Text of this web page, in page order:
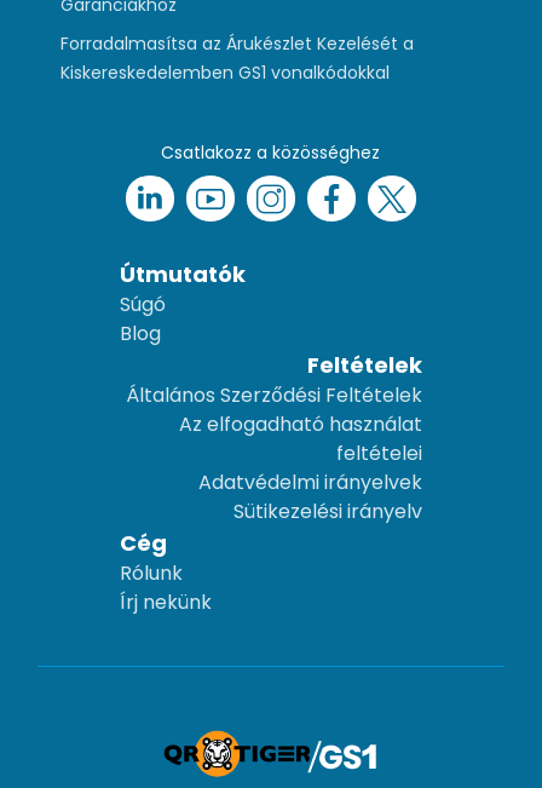
Garanciákhoz
Forradalmasítsa az Árukészlet Kezelését a
Kiskereskedelemben GS1 vonalkódokkal
Csatlakozz a közösséghez
Útmutatók
Súgó
Blog
Feltételek
Általános Szerződési Feltételek
Az elfogadható használat
feltételei
Adatvédelmi irányelvek
Sütikezelési irányelv
Cég
Rólunk
Írj nekünk